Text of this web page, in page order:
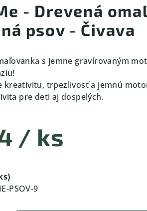
- Drevená
psov - Čivava
s jemne gravírovaným
kreativitu, trpezlivosť a jemnú
pre deti aj dospelých.
/ ks
PSOV-9